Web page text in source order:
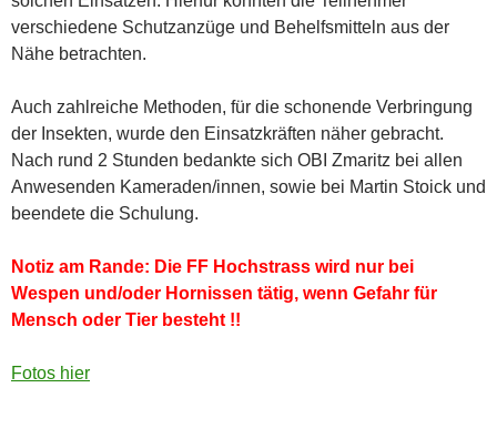
verschiedene Schutzanzüge und Behelfsmitteln aus der
Nähe betrachten.
Auch zahlreiche Methoden, für die schonende Verbringung
der Insekten, wurde den Einsatzkräften näher gebracht.
Nach rund 2 Stunden bedankte sich OBI Zmaritz bei allen
Anwesenden Kameraden/innen, sowie bei Martin Stoick und
beendete die Schulung.
Notiz am Rande: Die FF Hochstrass wird nur bei
Wespen und/oder Hornissen tätig, wenn Gefahr für
Mensch oder Tier besteht !!
Fotos hier